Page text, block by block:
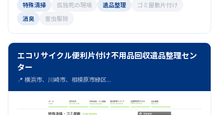
特殊清掃
孤独死の現場 遺品整理
ゴミ屋敷片付け
消臭
害虫駆除
エコリサイクル便利片付け不用品回収遺品整理セン
ター
📍 横浜市、川崎市、相模原市緑区...